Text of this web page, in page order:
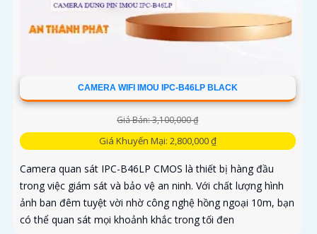
CAMERA WIFI IMOU IPC-B46LP BLACK
Giá Bán: 3,100,000 ₫
Giá Khuyến Mại: 2,800,000 ₫
Camera quan sát IPC-B46LP CMOS là thiết bị hàng đầu
trong việc giám sát và bảo vệ an ninh. Với chất lượng hình
ảnh ban đêm tuyệt vời nhờ công nghệ hồng ngoại 10m, bạn
có thể quan sát mọi khoảnh khắc trong tối đen